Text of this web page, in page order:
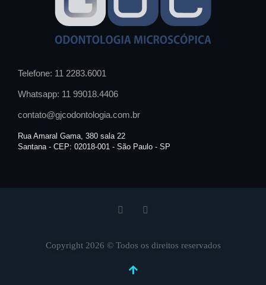
Telefone: 11 2283.6001
Whatsapp: 11 99018.4406
contato@gjcodontologia.com.br
Rua Amaral Gama, 380 sala 22
Santana - CEP: 02018-001 - São Paulo - SP
Copyright 2026 © Todos os direitos reservados